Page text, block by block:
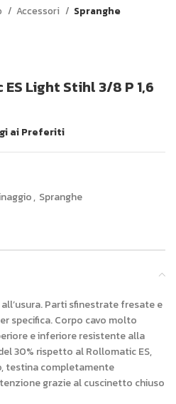
Accessori Spranghe
Light Stihl 3/8 P 1,6
ai Preferiti
, Spranghe
Parti sfinestrate fresate e
specifica. Corpo cavo molto
e inferiore resistente alla
30% rispetto al Rollomatic ES,
testina completamente
grazie al cuscinetto chiuso